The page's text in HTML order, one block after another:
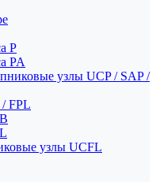
P
PA
узлы UCP / SAP /
FPL
узлы UCFL